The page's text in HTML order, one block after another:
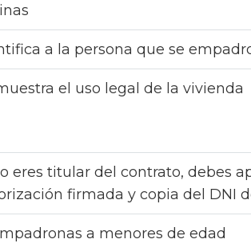
a la persona que se
el uso legal de la vivienda
eres titular del contrato, debes
firmada y copia del DNI
a menores de edad